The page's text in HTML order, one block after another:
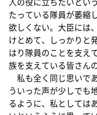
たっている隊員が萎縮
欲しくない。大臣には
けとめて、しっかりと
はり隊員のことを支え
族を支えている皆さん
私も全く同じ思いで
ういった声が少しでも
るように、私としては